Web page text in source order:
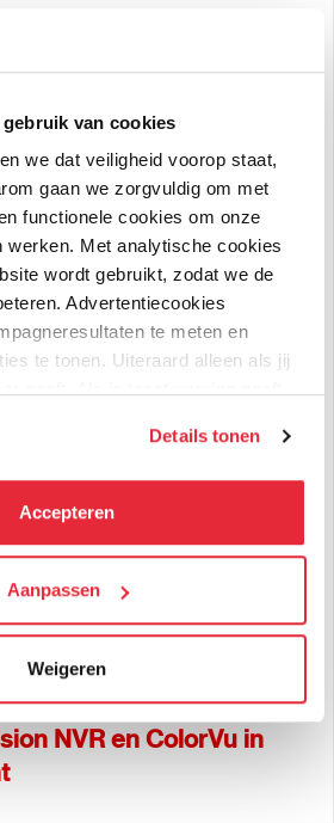
van cookies
we dat veiligheid voorop staat,
gaan we zorgvuldig om met
functionele cookies om onze
werken. Met analytische cookies
wordt gebruikt, zodat we de
Advertentiecookies
te meten en
te tonen. Uiteraard alleen als jij
combineren met informatie die zij
alleen noodzakelijke
21 derden
die uw gegevens
verwerken.
Details tonen
Accepteren
Aanpassen
Weigeren
DS-KV6113-WPE1
Assistant
uit hoe de Hikvision Deurbel
Home Assistant. Op deze wijze is
als trigger te gebruiken voor
van de beldrukker ontvangen
toevoegen ...
Read more...
NVR en ColorVu in